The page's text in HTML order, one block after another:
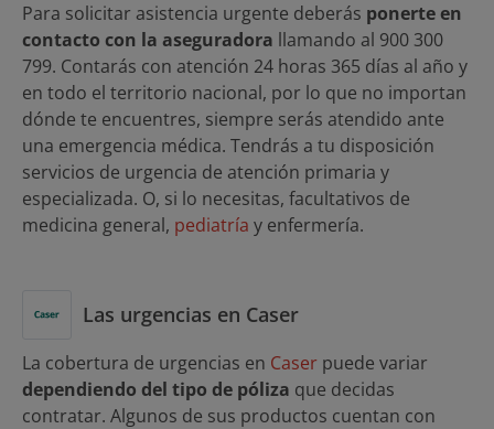
Para solicitar asistencia urgente deberás ponerte en
contacto con la aseguradora llamando al 900 300
799. Contarás con atención 24 horas 365 días al año y
en todo el territorio nacional, por lo que no importan
dónde te encuentres, siempre serás atendido ante
una emergencia médica. Tendrás a tu disposición
servicios de urgencia de atención primaria y
especializada. O, si lo necesitas, facultativos de
medicina general, pediatría y enfermería.
Las urgencias en Caser
La cobertura de urgencias en Caser puede variar
dependiendo del tipo de póliza que decidas
contratar. Algunos de sus productos cuentan con